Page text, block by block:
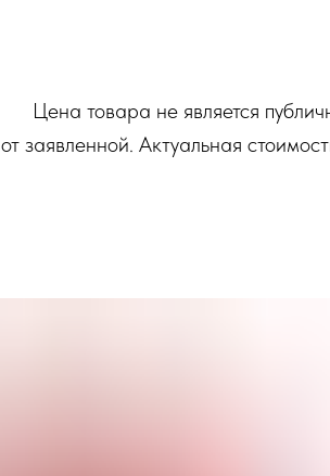
Цена товара не является
от заявленной. Актуальная